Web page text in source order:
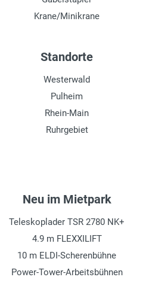
Krane/Minikrane
Standorte
Westerwald
Pulheim
Rhein-Main
Ruhrgebiet
Neu im Mietpark
Teleskoplader TSR 2780 NK+
4.9 m FLEXXILIFT
10 m ELDI-Scherenbühne
Power-Tower-Arbeitsbühnen